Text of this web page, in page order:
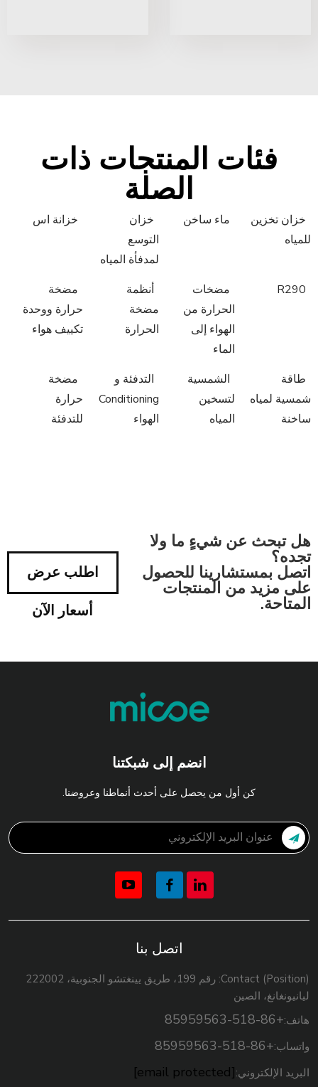
فئات المنتجات ذات
الصلة
خزان تخزين
للمياه
ماء ساخن
خزان
التوسع
لمدفأة المياه
خزانة اس
R290
مضخات
الحرارة من
الهواء إلى
الماء
أنظمة
مضخة
الحرارة
مضخة
حرارة ووحدة
تكييف هواء
طاقة
شمسية لمياه
ساخنة
الشمسية
لتسخين
المياه
التدفئة و
Conditioning
الهواء
مضخة
حرارة
للتدفئة
هل تبحث عن شيءٍ ما ولا
تجده؟
اتصل بمستشارينا للحصول
على مزيد من المنتجات
المتاحة.
اطلب عرض
أسعار الآن
انضم إلى شبكتنا
كن أول من يحصل على أحدث أنماطنا وعروضنا.
اتصل بنا
Contact (Position): رقم 199، طريق يينغتشو الجنوبية، 222002
ليانيونغانغ، الصين
هاتف:+86-518-85959563
واتساب:+86-518-85959563
البريد الإلكتروني:[email protected]